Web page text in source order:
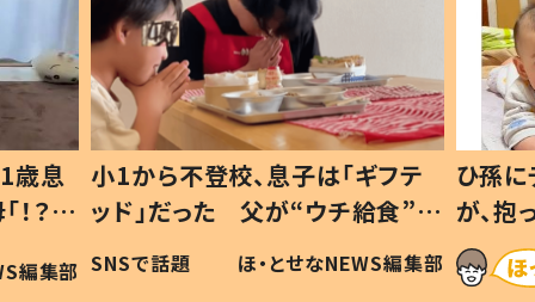
歳息
？」
編集部
小1から不登校、息子は「ギフテ
ッド」だった 父が“ウチ給食”を
作り続ける理由とは #令和の親
#令和の子
SNSで話題 ほ・とせなNEWS編集部
ひ孫
が、
「涙が
い」